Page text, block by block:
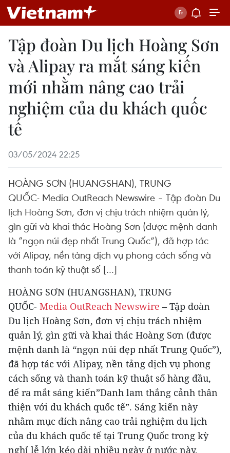
Tập đoàn Du lịch Hoàng Sơn
và Alipay ra mắt sáng kiến ​​
mới nhằm nâng cao trải
nghiệm của du khách quốc
tế
03/05/2024 22:25
HOÀNG SƠN (HUANGSHAN), TRUNG
QUỐC- Media OutReach Newswire – Tập đoàn Du
lịch Hoàng Sơn, đơn vị chịu trách nhiệm quản lý,
gìn gữi và khai thác Hoàng Sơn (được mệnh danh
là “ngọn núi đẹp nhất Trung Quốc”), đã hợp tác
với Alipay, nền tảng dịch vụ phong cách sống và
thanh toán kỹ thuật số […]
HOÀNG SƠN (HUANGSHAN), TRUNG
QUỐC- Media OutReach Newswire – Tập đoàn
Du lịch Hoàng Sơn, đơn vị chịu trách nhiệm
quản lý, gìn gữi và khai thác Hoàng Sơn (được
mệnh danh là “ngọn núi đẹp nhất Trung Quốc”),
đã hợp tác với Alipay, nền tảng dịch vụ phong
cách sống và thanh toán kỹ thuật số hàng đầu,
để ra mắt sáng kiến”Danh lam thắng cảnh thân
thiện với du khách quốc tế”. Sáng kiến ​​này
nhằm mục đích nâng cao trải nghiệm du lịch
của du khách quốc tế tại Trung Quốc trong kỳ
nghỉ lễ lớn kéo dài nhiều ngày ở nước này.